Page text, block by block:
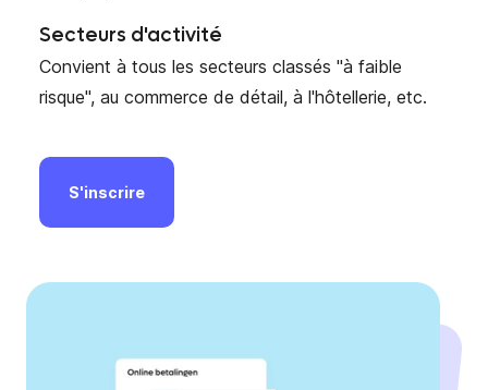
Secteurs d'activité
Convient à tous les secteurs classés "à faible
risque", au commerce de détail, à l'hôtellerie, etc.
S'inscrire